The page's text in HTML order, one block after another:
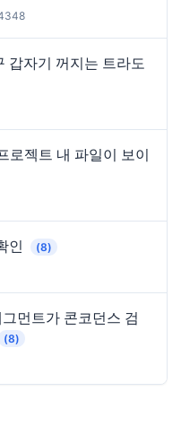
갑자기 꺼지는 트라도
로젝트 내 파일이 보이
인
(8)
먼트가 콘코던스 검
(8)